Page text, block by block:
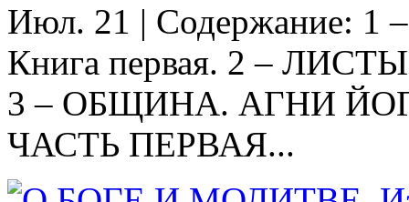
Июл. 21 | Содержание:
Книга первая. 2 –
3 – ОБЩИНА. АГНИ
ЧАСТЬ ПЕРВАЯ...